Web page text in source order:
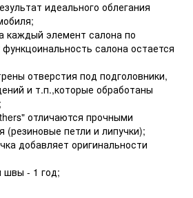
идеального облегания
каждый элемент салона по
салона остается
отверстия под подголовники,
и т.п.,которые обработаны
отличаются прочными
(резиновые петли и липучки);
добавляет оригинальности
швы - 1 год;